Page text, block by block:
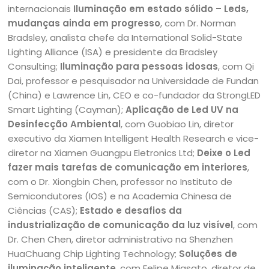
internacionais Iluminação em estado sólido – Leds,
mudanças ainda em progresso, com Dr. Norman
Bradsley, analista chefe da International Solid-State
Lighting Alliance (ISA) e presidente da Bradsley
Consulting; Iluminação para pessoas idosas, com Qi
Dai, professor e pesquisador na Universidade de Fundan
(China) e Lawrence Lin, CEO e co-fundador da StrongLED
Smart Lighting (Cayman);Aplicação de Led UV na
Desinfecção Ambiental, com Guobiao Lin, diretor
executivo da Xiamen Intelligent Health Research e vice-
diretor na Xiamen Guangpu Eletronics Ltd; Deixe o Led
fazer mais tarefas de comunicação em interiores,
com o Dr. Xiongbin Chen, professor no Instituto de
Semicondutores (IOS) e na Academia Chinesa de
Ciências (CAS); Estado e desafios da
industrialização de comunicação da luz visível, com
Dr. Chen Chen, diretor administrativo na Shenzhen
HuaChuang Chip Lighting Technology; Soluções de